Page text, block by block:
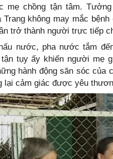
mẹ chồng tận tâm.
Trang không may mắc
trở thành người trực tiếp
nước, pha nước tắm
tụy ấy khiến người mẹ
hành động săn sóc của
lại cảm giác được yêu